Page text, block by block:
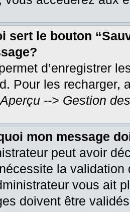
sert le bouton
d’enregistrer
Pour les recharger,
Aperçu --> Gestion
mon message
peut avoir
la
vous ait
doivent être